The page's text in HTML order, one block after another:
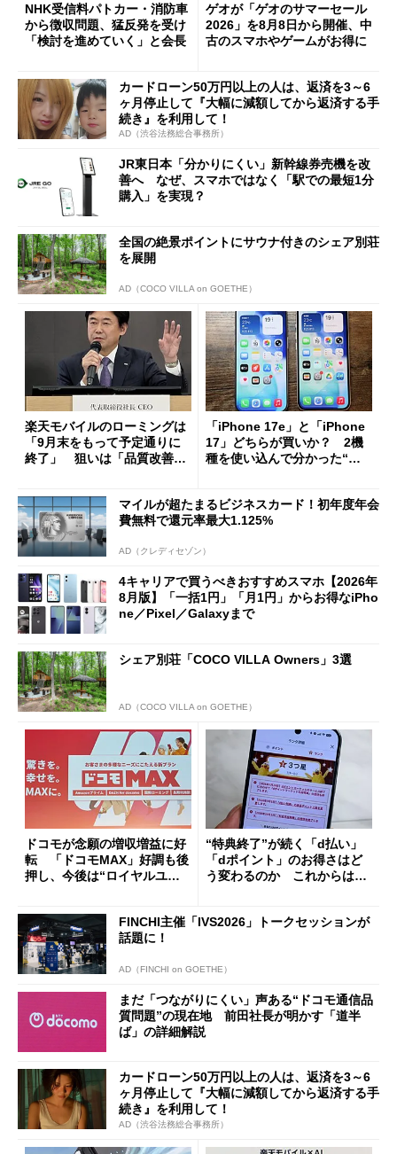
NHK受信料パトカー・消防車
から徴収問題、猛反発を受け
「検討を進めていく」と会長
ゲオが「ゲオのサマーセール
2026」を8月8日から開催、中
古のスマホやゲームがお得に
カードローン50万円以上の人は、返済を3～6
ヶ月停止して『大幅に減額してから返済する手
続き』を利用して！
AD（渋谷法務総合事務所）
JR東日本「分かりにくい」新幹線券売機を改
善へ なぜ、スマホではなく「駅での最短1分
購入」を実現？
全国の絶景ポイントにサウナ付きのシェア別荘
を展開
AD（COCO VILLA on GOETHE）
楽天モバイルのローミングは
「9月末をもって予定通りに
終了」 狙いは「品質改善」
も
「iPhone 17e」と「iPhone
17」どちらが買いか？ 2機
種を使い込んで分かった“ス
マイルが超たまるビジネスカード！初年度年会
費無料で還元率最大1.125%
AD（クレディセゾン）
4キャリアで買うべきおすすめスマホ【2026年
8月版】「一括1円」「月1円」からお得なiPho
ne／Pixel／Galaxyまで
シェア別荘「COCO VILLA Owners」3選
AD（COCO VILLA on GOETHE）
ドコモが念願の増収増益に好
転 「ドコモMAX」好調も後
押し、今後は“ロイヤルユー
“特典終了”が続く「d払い」
「dポイント」のお得さはど
う変わるのか これからは
FINCHI主催「IVS2026」トークセッションが
話題に！
AD（FINCHI on GOETHE）
まだ「つながりにくい」声ある“ドコモ通信品
質問題”の現在地 前田社長が明かす「道半
ば」の詳細解説
カードローン50万円以上の人は、返済を3～6
ヶ月停止して『大幅に減額してから返済する手
続き』を利用して！
AD（渋谷法務総合事務所）